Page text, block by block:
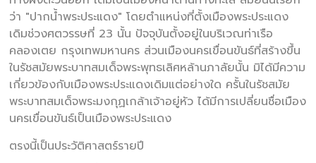
ว่า "ปากน้ำพระประแดง" โดยตำแหน่งที่ตั้งเมืองพระประแดง
เดิมช่วงศตวรรษที่ 23 นั้น ปัจจุบันตั้งอยู่ในบริเวณท่าเรือ
คลองเตย กรุงเทพมหานคร ส่วนเมืองนครเขื่อนขันธ์ที่สร้างขึ้น
ในรัชสมัยพระบาทสมเด็จพระพุทธเลิศหล้านภาลัยนั้น มิได้มีความ
เกี่ยวข้องกับเมืองพระประแดงเดิมแต่อย่างใด ครั้นในรัชสมัย
พระบาทสมเด็จพระมงกุฏเกล้าเจ้าอยู่หัว ได้มีการเปลี่ยนชื่อเมือง
นครเขื่อนขันธ์เป็นเมืองพระประแดง
ตรงนี้เป็นประวัติศาสตร์รายปี